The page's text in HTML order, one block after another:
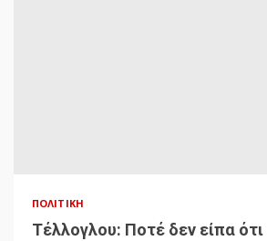
ΠΟΛΙΤΙΚΉ
Τέλλογλου: Ποτέ δεν είπα ότι